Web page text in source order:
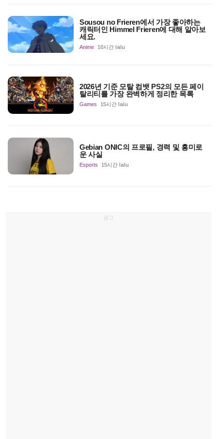
Sousou no Frieren에서 가장 좋아하는
캐릭터인 Himmel Frieren에 대해 알아보
세요.
Anime 10시간 lalu
2026년 기준 모탈 컴뱃 PS2의 모든 페이
탈리티를 가장 완벽하게 정리한 목록
Games 15시간 lalu
Gebian ONIC의 프로필, 경력 및 흥미로
운 사실
Esports 15시간 lalu
광고